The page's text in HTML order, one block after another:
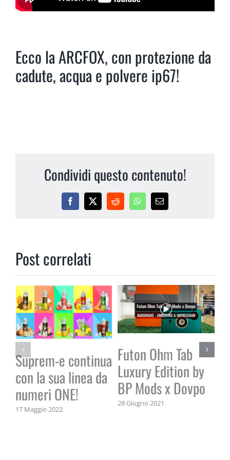
Ecco la ARCFOX, con protezione da
cadute, acqua e polvere ip67!
Condividi questo contenuto!
Facebook
X RedditWhatsApp
Email
Post correlati
Suprem-e continua
con la sua linea da
numeri ONE!
17 Maggio 2022
Futon Ohm Tab
Luxury Edition by
BP Mods x Dovpo
28 Giugno 2021